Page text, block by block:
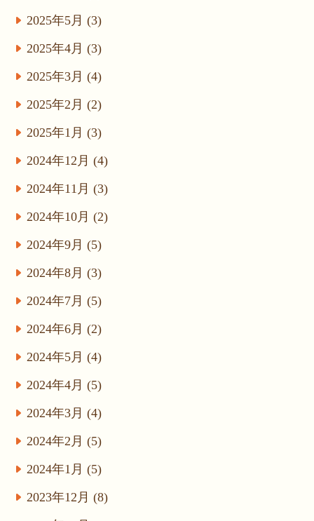
2025年5月 (3)
2025年4月 (3)
2025年3月 (4)
2025年2月 (2)
2025年1月 (3)
2024年12月 (4)
2024年11月 (3)
2024年10月 (2)
2024年9月 (5)
2024年8月 (3)
2024年7月 (5)
2024年6月 (2)
2024年5月 (4)
2024年4月 (5)
2024年3月 (4)
2024年2月 (5)
2024年1月 (5)
2023年12月 (8)